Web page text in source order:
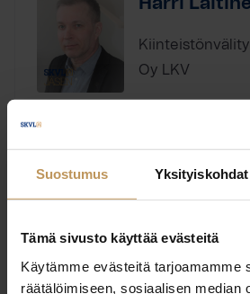
Suostumus Yksityiskohdat
Tämä sivusto käyttää evästeitä
Käytämme evästeitä tarjoamamme
räätälöimiseen, sosiaalisen median
Harri
Oy LKV
Laillistettu
kiinteistönvälittäjän tutkinto
Kieli: Englanti, Suomi